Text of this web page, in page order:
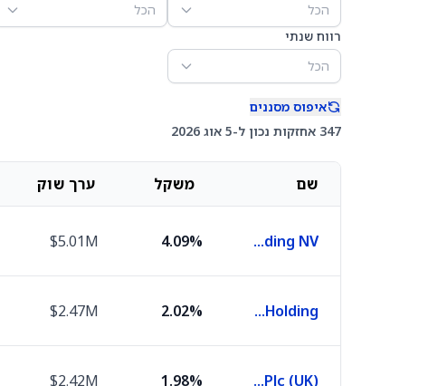
הכל
הכל
רווח שנתי
הכל
איפוס מסננים
347 אחזקות נכון ל-5 אוג 2026
שם משקל ערך שוק
ASML Holding NV
4.09%
$5.01M
Roche Holding
2.02%
$2.47M
Hsbc Holdings Plc (UK)
1.98%
$2.42M